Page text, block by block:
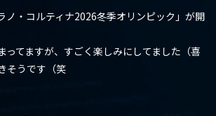
ノ・コルティナ2026冬季オリンピック」が開
ってますが、すごく楽しみにしてました（喜
そうです（笑